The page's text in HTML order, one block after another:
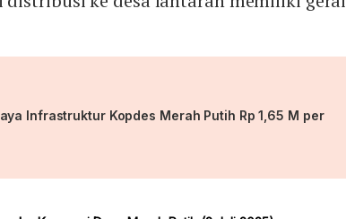
Infrastruktur Kopdes Merah Putih Rp 1,65 M per